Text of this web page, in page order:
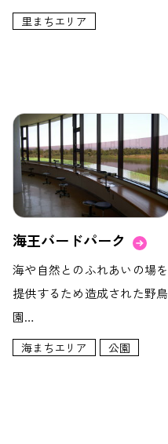
里まちエリア
海王バードパーク
海や自然とのふれあいの場を
提供するため造成された野鳥
園…
海まちエリア 公園